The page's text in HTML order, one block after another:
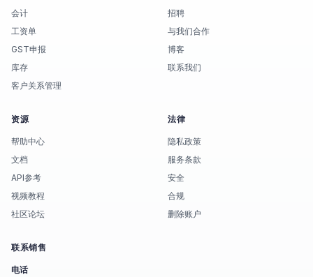
会计
工资单
GST申报
库存
客户关系管理
招聘
与我们合作
博客
联系我们
资源
帮助中心
文档
API参考
视频教程
社区论坛
法律
隐私政策
服务条款
安全
合规
删除账户
联系销售
电话